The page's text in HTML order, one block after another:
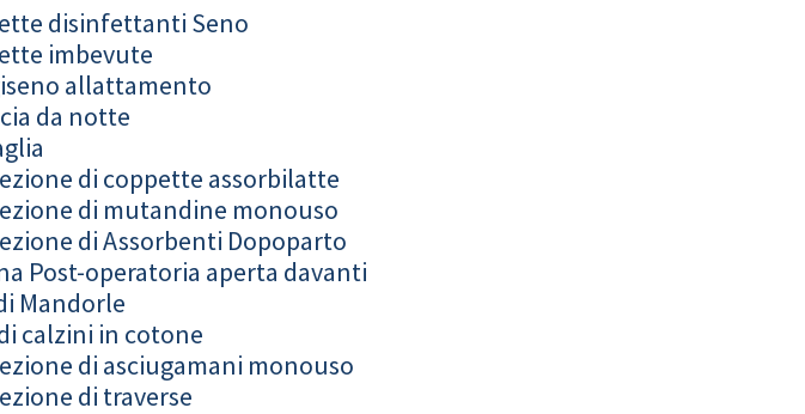
disinfettanti Seno
imbevute
allattamento
da notte
di coppette assorbilatte
di mutandine monouso
di Assorbenti Dopoparto
Post-operatoria aperta davanti
Mandorle
calzini in cotone
di asciugamani monouso
di traverse